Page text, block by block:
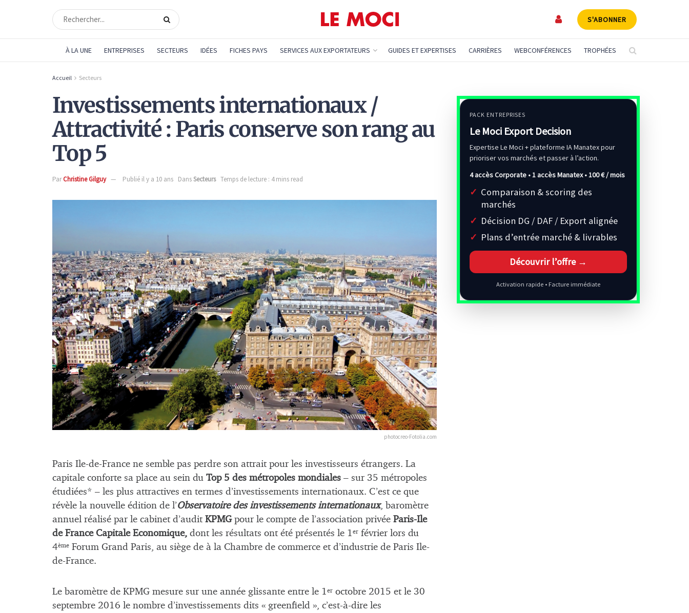
S'ABONNER
À LA UNE ENTREPRISES SECTEURS IDÉES FICHES PAYS SERVICES AUX EXPORTATEURS GUIDES ET EXPERTISES CARRIÈRES WEBCONFÉRENCES TROPHÉES
Accueil Secteurs
Investissements internationaux /
Attractivité : Paris conserve son rang au
Top 5
ParChristine Gilguy Publié il y a 10 ans DansSecteurs Temps de lecture : 4 mins read
photocreo-Fotolia.com
Paris Ile-de-France ne semble pas perdre son attrait pour les investisseurs étrangers. La
capitale conforte sa place au sein du Top 5 des métropoles mondiales – sur 35 métropoles
étudiées* – les plus attractives en termes d’investissements internationaux. C’est ce que
révèle la nouvelle édition de l’Observatoire des investissements internationaux, baromètre
annuel réalisé par le cabinet d’audit KPMGpour le compte de l’association privée Paris-Ile
de France Capitale Economique, dont les résultats ont été présentés le 1 er février lors du
4ème Forum Grand Paris, au siège de à la Chambre de commerce et d’industrie de Paris Ile-
de-France.
Le baromètre de KPMG mesure sur une année glissante entre le 1er octobre 2015 et le 30
septembre 2016 le nombre d’investissements dits « greenfield », c’est-à-dire les
PACK ENTREPRISES
Le Moci Export Decision
Expertise Le Moci + plateforme IA Manatex pour
prioriser vos marchés et passer à l’action.
4 accès Corporate • 1 accès Manatex •100 € / mois
Comparaison & scoring des
marchés
Décision DG / DAF / Export alignée
Plans d’entrée marché & livrables
Découvrir l’offre →
Activation rapide • Facture immédiate